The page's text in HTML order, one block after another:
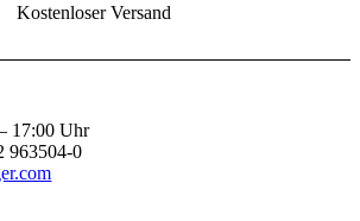
Kostenloser Versand
17:00 Uhr
963504-0